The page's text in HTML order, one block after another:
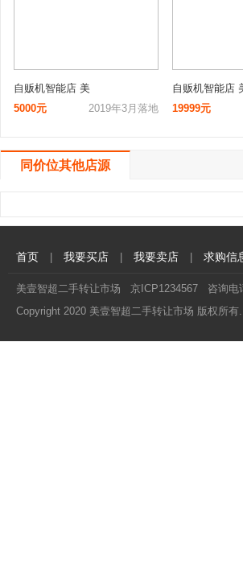
自贩机智能店 美
2019年3月落地
5000元
自贩机智能店
19999元
同价位其他店源
首页 我要买店 我要卖店 求购信
美壹智超二手转让市场 京ICP1234567 咨询电
Copyright 2020 美壹智超二手转让市场 版权所